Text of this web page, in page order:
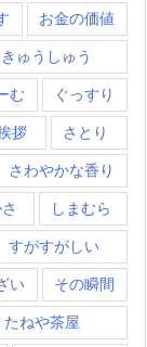
お金の価値
きゅうしゅう
む ぐっすり
拶 さとり
さわやかな香り
しまむら
すがすがしい
い その瞬間
たねや茶屋